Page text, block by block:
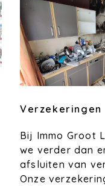
Verzekeringen
Bij Immo Groot
we verder dan
afsluiten van
Onze